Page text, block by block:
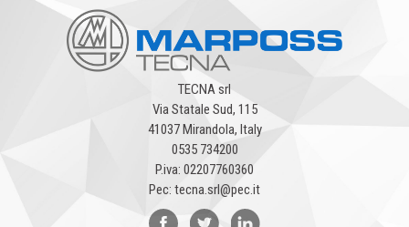
TECNA srl
Via Statale Sud, 115
41037 Mirandola, Italy
0535 734200
P.iva: 02207760360
Pec: tecna.srl@pec.it